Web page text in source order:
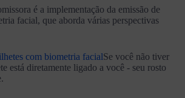
é a implementação da emissão de
facial, que aborda várias perspectivas
com biometria facialSe você não tiver
está diretamente ligado a você - seu rosto